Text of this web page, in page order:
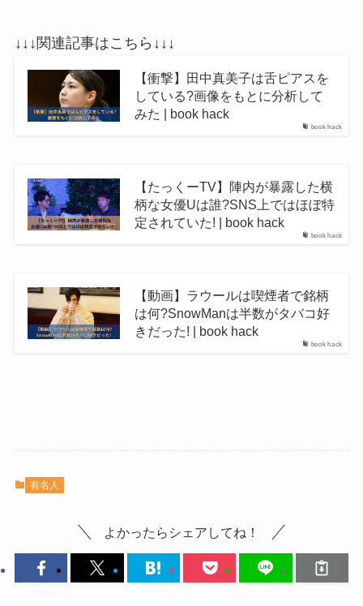
↓↓↓関連記事はこちら↓↓↓
book hack
【衝撃】田中真美子は舌ピアスを
している?画像をもとに分析して
みた | book hack
book hack
【たっくーTV】陣内が暴露した横
柄な女優Uは誰?SNS上ではほぼ特
定されていた! | book hack
book hack
【動画】ラウールは喫煙者で銘柄
は何?SnowManは半数がタバコ好
きだった! | book hack
有名人
よかったらシェアしてね！